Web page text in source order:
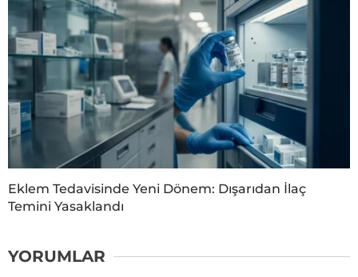
Eklem Tedavisinde Yeni Dönem: Dışarıdan İlaç
Temini Yasaklandı
YORUMLAR